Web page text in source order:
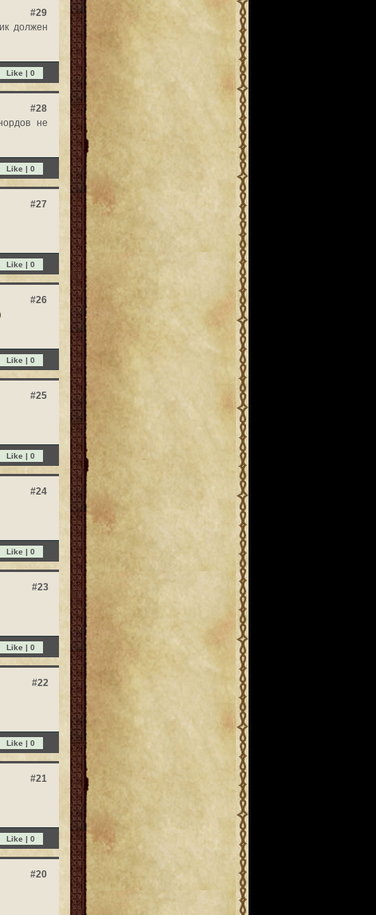
#29
должен
Like | 0
#28
не
Like | 0
#27
Like | 0
#26
Like | 0
#25
Like | 0
#24
Like | 0
#23
Like |0
#22
Like |0
#21
Like | 0
#20